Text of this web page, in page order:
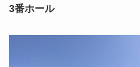
3番ホール